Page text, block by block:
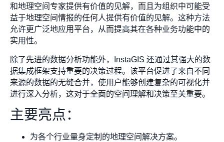
和地理空间专家提供有价值的见解，而且为组织中可能受
益于地理空间情报的任何人提供有价值的见解。这种方法
允许更广泛地应用平台，从而提高其在各种业务功能中的
实用性。
除了先进的数据分析功能外，InstaGIS 还通过其强大的数
据集成框架支持重要的决策过程。该平台促进了来自不同
来源的数据的无缝合并，使用户能够创建复杂的可视化并
进行深入分析，这对于全面的空间理解和决策至关重要。
主要亮点：
为各个行业量身定制的地理空间解决方案。